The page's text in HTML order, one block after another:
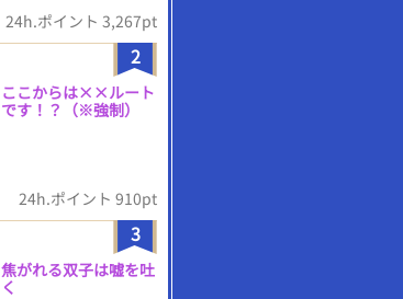
24h.ポイント 3,267pt
2
ここからは××ルート
です！？（※強制）
24h.ポイント 910pt
3
焦がれる双子は嘘を吐
く